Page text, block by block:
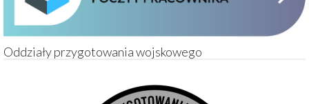
Oddziały przygotowania wojskowego